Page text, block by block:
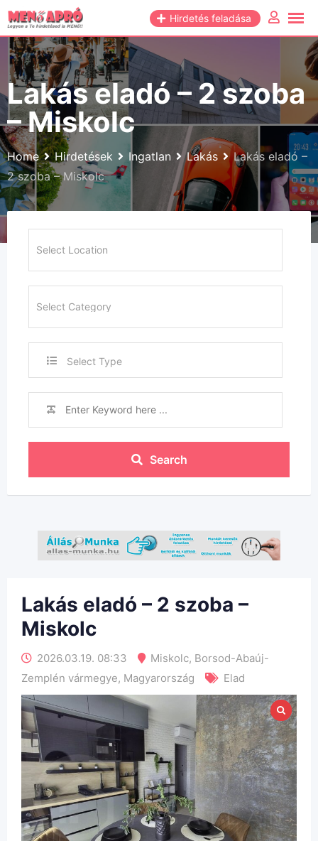
Skip
to
content
Hirdetés feladása
Lakás eladó – 2 szoba
– Miskolc
Home Hirdetések Ingatlan Lakás
Lakás eladó –
2 szoba – Miskolc
Select Type
Search
Lakás eladó – 2 szoba –
Miskolc
2026.03.19. 08:33 Miskolc, Borsod-Abaúj-
Zemplén vármegye, Magyarország Elad